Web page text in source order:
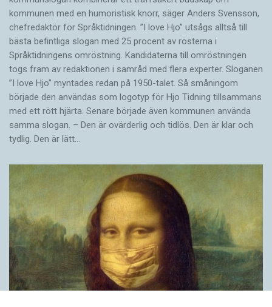
kommunen med en humoristisk knorr, säger Anders Svensson,
chefredaktör för Språktidningen. ”I love Hjo” utsågs alltså till
bästa befintliga slogan med 25 procent av rösterna i
Språktidningens omröstning. Kandidaterna till omröstningen
togs fram av redaktionen i samråd med flera experter. Sloganen
”I love Hjo” myntades redan på 1950-talet. Så småningom
började den användas som logotyp för Hjo Tidning tillsammans
med ett rött hjärta. Senare började även kommunen använda
samma slogan. – Den är ovärderlig och tidlös. Den är klar och
tydlig. Den är lätt…